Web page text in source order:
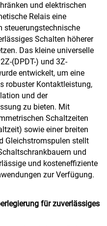
und elektrischen
Relais eine
steuerungstechnische
Schalten höherer
Das kleine universelle
(DPDT-) und 3Z-
entwickelt, um eine
robuster Kontaktleistung,
und der
zu bieten. Mit
Schaltzeiten
sowie einer breiten
Gleichstromspulen stellt
und
und kosteneffiziente
zur Verfügung.
für zuverlässiges